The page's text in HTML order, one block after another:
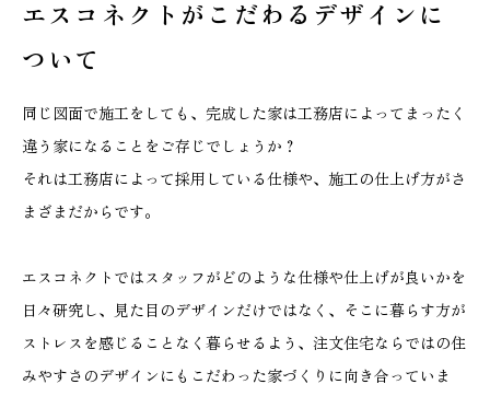
エスコネクトがこだわる デザインに
ついて
同じ図面で施工をしても、完成した家は工務店によってまったく
違う家になることをご存じでしょうか？
それは工務店によって採用している仕様や、施工の仕上げ方がさ
まざまだからです。
エスコネクトではスタッフがどのような仕様や仕上げが良いかを
日々研究し、見た目のデザインだけではなく、そこに暮らす方が
ストレスを感じることなく暮らせるよう、注文住宅ならではの住
みやすさのデザインにもこだわった家づくりに向き合っていま